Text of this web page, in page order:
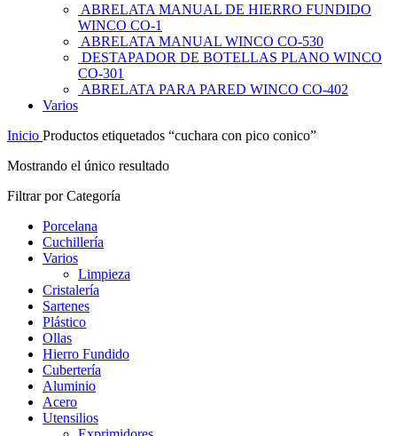
ABRELATA MANUAL DE HIERRO FUNDIDO
WINCO CO-1
ABRELATA MANUAL WINCO CO-530
DESTAPADOR DE BOTELLAS PLANO WINCO
CO-301
ABRELATA PARA PARED WINCO CO-402
Varios
Inicio Productos etiquetados “cuchara con pico conico”
Mostrando el único resultado
Filtrar por Categoría
Porcelana
Cuchillería
Varios
Limpieza
Cristalería
Sartenes
Plástico
Ollas
Hierro Fundido
Cubertería
Aluminio
Acero
Utensilios